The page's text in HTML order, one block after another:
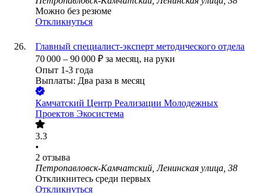
Можно без резюме
Откликнуться
Главный специалист-эксперт методического отдела
70 000 – 90 000 ₽ за месяц, на руки
Опыт 1-3 года
Выплаты: Два раза в месяц
Камчатский Центр Реализации Молодежных
Проектов Экосистема
3.3
•
2 отзыва
Петропавловск-Камчатский, Ленинская улица, 38
Откликнитесь среди первых
Откликнуться